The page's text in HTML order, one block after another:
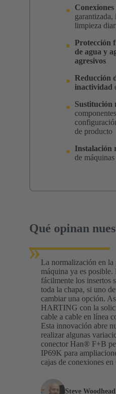
limpieza
Protección
de agua y
agresivos
Reducción
inactividad
Sustitución
de producto
Instalación
de
Qué opinan
»La normalización en la
máquina ya es posible.
fácilmente los insertos
toda la chapa, si uno
cambiar una opción.
HARTING con la
cable a cable en línea
Esta innovación abre
realizar algunas
conector Han® F+B
IP69K para
cajas de conexiones
Steve Woodhead